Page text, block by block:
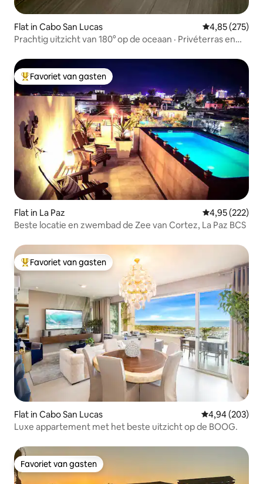
Flat in Cabo San Lucas Gemiddelde
4,85 (275)
Prachtig uitzicht van 180° op de oceaan · Privéterras en
Topfavoriet van gasten
Favoriet van gasten
Flat in La Paz Gemiddelde
4,95 (222)
Beste locatie en zwembad de Zee van Cortez, La Paz BCS
Topfavoriet van gasten
Favoriet van gasten
Flat in Cabo San Lucas Gemiddelde
4,94 (203)
Luxe appartement met het beste uitzicht op de BOOG.
Favoriet van gasten
Favoriet van gasten